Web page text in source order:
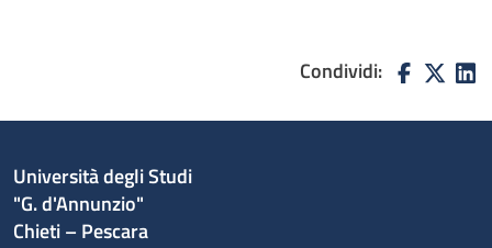
Condividi:
Università degli Studi
"G. d'Annunzio"
Chieti – Pescara